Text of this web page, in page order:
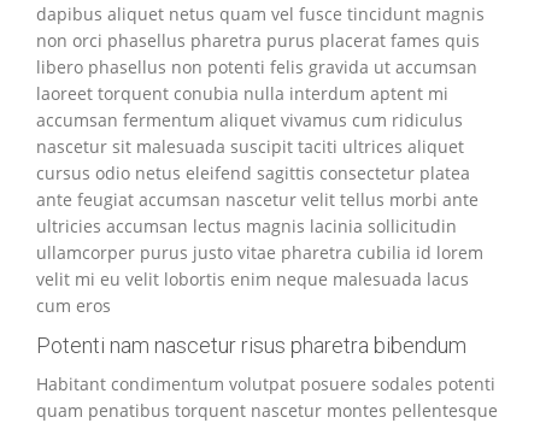
dapibus aliquet netus quam vel fusce tincidunt magnis
non orci phasellus pharetra purus placerat fames quis
libero phasellus non potenti felis gravida ut accumsan
laoreet torquent conubia nulla interdum aptent mi
accumsan fermentum aliquet vivamus cum ridiculus
nascetur sit malesuada suscipit taciti ultrices aliquet
cursus odio netus eleifend sagittis consectetur platea
ante feugiat accumsan nascetur velit tellus morbi ante
ultricies accumsan lectus magnis lacinia sollicitudin
ullamcorper purus justo vitae pharetra cubilia id lorem
velit mi eu velit lobortis enim neque malesuada lacus
cum eros
Potenti nam nascetur risus pharetra bibendum
Habitant condimentum volutpat posuere sodales potenti
quam penatibus torquent nascetur montes pellentesque